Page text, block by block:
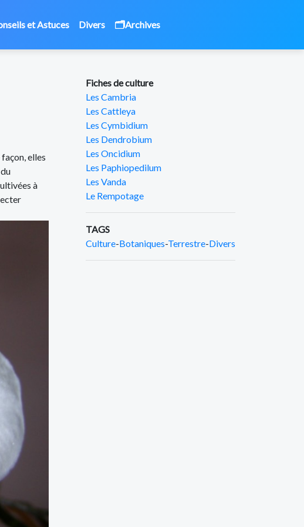
et Astuces Divers 🗂️Archives
elles
à
Fiches de culture
Les Cambria
Les Cattleya
Les Cymbidium
Les Dendrobium
Les Oncidium
Les Paphiopedilum
Les Vanda
Le Rempotage
TAGS
Culture-Botaniques-Terrestre-Divers